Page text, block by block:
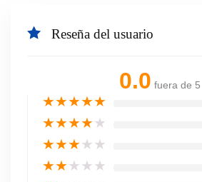
Reseña del usuario
0.0 fuera de 5
★★★★★
★★★★★
★★★★★
★★★★★